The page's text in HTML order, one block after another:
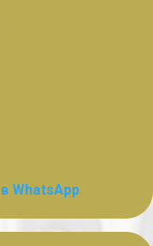
WhatsApp